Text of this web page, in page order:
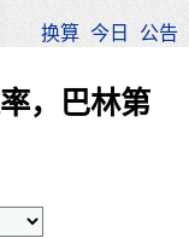
换算 今日 公告
，巴林第